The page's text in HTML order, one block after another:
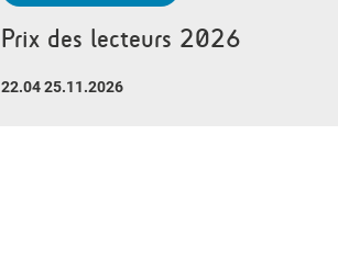
Prix des lecteurs 2026
22.04 25.11.2026